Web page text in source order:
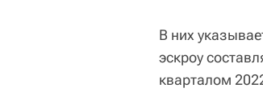
В них
эскроу
кварталом